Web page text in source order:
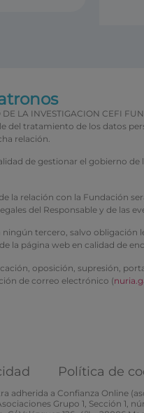
DE LA INVESTIGACION CEFI
del tratamiento de los datos
relación.
de gestionar el gobierno
la relación con la Fundación
del Responsable y de las
tercero, salvo
la página web en calidad de
oposición, supresión,
de correo electrónico (
Política de
adherida a Confianza Online
Grupo 1, Sección 1,